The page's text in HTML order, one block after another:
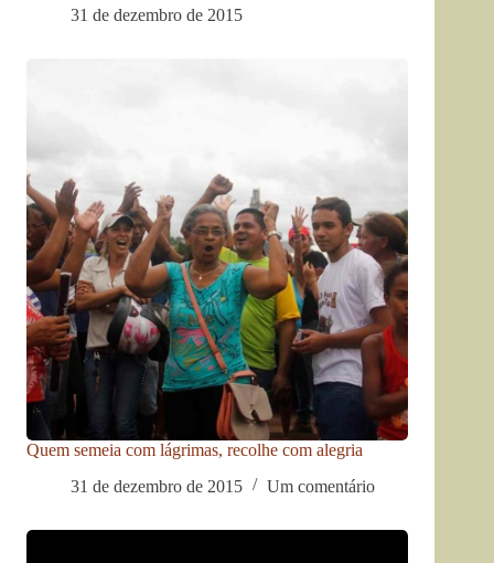
31 de dezembro de 2015
Quem semeia com lágrimas, recolhe com alegria
31 de dezembro de 2015
Um comentário